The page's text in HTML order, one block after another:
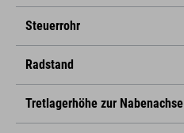
Steuerrohr
Radstand
Tretlagerhöhe zur Nabenachse